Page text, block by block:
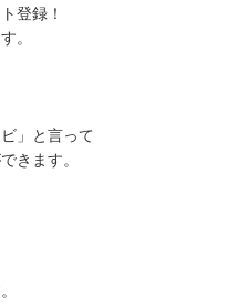
登録！
。
」と言って
きます。